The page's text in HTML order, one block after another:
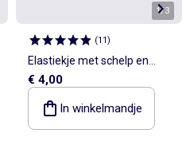
1/3
(11)
Elastiekje met schelp en
zeesterklem
€ 4,00
In winkelmandje